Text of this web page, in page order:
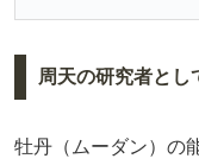
周天の研究者とし
牡丹（ムーダン）の